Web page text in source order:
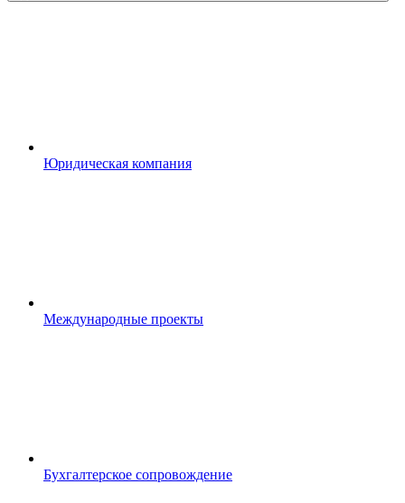
Юридическая компания
Международные проекты
Бухгалтерское сопровождение